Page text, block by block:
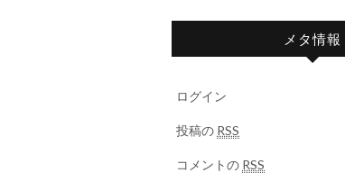
メタ情報
ログイン
投稿の RSS
コメントの RSS